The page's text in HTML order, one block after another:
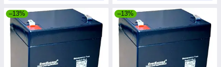
–13% –13%